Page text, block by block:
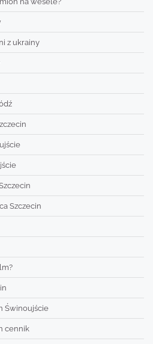
z ukrainy
Szczecin
Świnoujście
cennik